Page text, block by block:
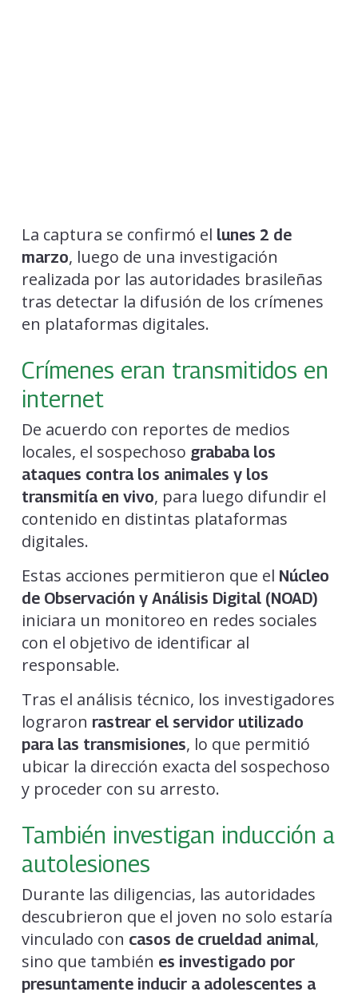
La captura se confirmó el lunes 2 de
marzo, luego de una investigación
realizada por las autoridades brasileñas
tras detectar la difusión de los crímenes
en plataformas digitales.
Crímenes eran transmitidos en
internet
De acuerdo con reportes de medios
locales, el sospechoso grababa los
ataques contra los animales y los
transmitía en vivo, para luego difundir el
contenido en distintas plataformas
digitales.
Estas acciones permitieron que el Núcleo
de Observación y Análisis Digital (NOAD)
iniciara un monitoreo en redes sociales
con el objetivo de identificar al
responsable.
Tras el análisis técnico, los investigadores
lograron rastrear el servidor utilizado
para las transmisiones, lo que permitió
ubicar la dirección exacta del sospechoso
y proceder con su arresto.
También investigan inducción a
autolesiones
Durante las diligencias, las autoridades
descubrieron que el joven no solo estaría
vinculado con casos de crueldad animal,
sino que también es investigado por
presuntamente inducir a adolescentes a